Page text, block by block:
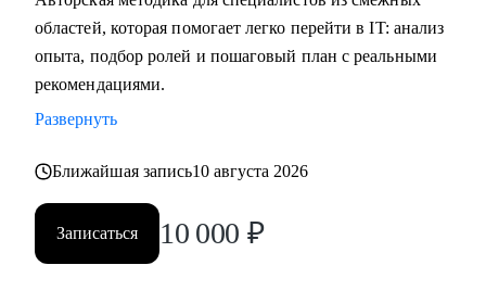
областей, которая помогает легко перейти в IT: анализ
опыта, подбор ролей и пошаговый план с реальными
рекомендациями.
Развернуть
Ближайшая запись10 августа 2026
Записаться 10 000 ₽